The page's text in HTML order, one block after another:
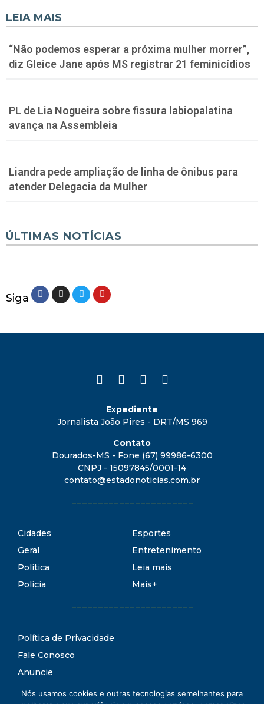
LEIA MAIS
“Não podemos esperar a próxima mulher morrer”,
diz Gleice Jane após MS registrar 21 feminicídios
PL de Lia Nogueira sobre fissura labiopalatina
avança na Assembleia
Liandra pede ampliação de linha de ônibus para
atender Delegacia da Mulher
ÚLTIMAS NOTÍCIAS
Siga
Expediente
Jornalista João Pires - DRT/MS 969
Contato
Dourados-MS - Fone (67) 99986-6300
CNPJ - 15097845/0001-14
contato@estadonoticias.com.br
Cidades
Geral
Política
Polícia
Esportes
Entretenimento
Leia mais
Mais+
Política de Privacidade
Fale Conosco
Anuncie
Termos de Uso
Nós usamos cookies e outras tecnologias semelhantes para